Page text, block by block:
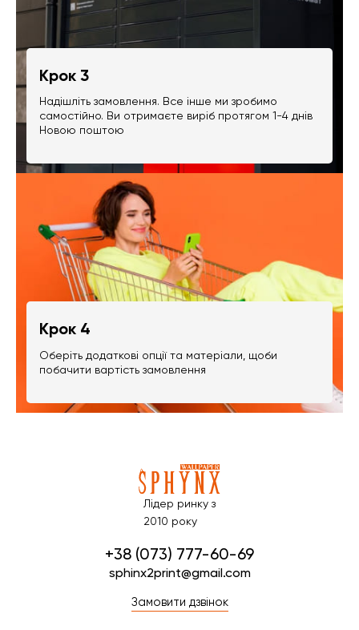
Крок 3
Надішліть замовлення. Все інше ми зробимо
самостійно. Ви отримаєте виріб протягом 1-4 днів
Новою поштою
Крок 4
Оберіть додаткові опції та матеріали, щоби
побачити вартість замовлення
Лідер ринку з
2010 року
+38 (073) 777-60-69
sphinx2print@gmail.com
Замовити дзвінок